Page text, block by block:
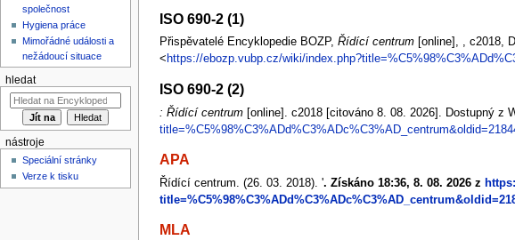
ISO 690-2 (1)
Přispěvatelé Encyklopedie BOZP, Řídící centrum[online], , c2018,
< https://ebozp.vubp.cz/wiki/
ISO 690-2 (2)
: Řídící centrum[online]. c2018 [citováno 8. 08. 2026]. Dostupný z
APA
Řídící centrum. (26. 03. 2018). '. Získáno 18:36, 8. 08. 2026 z
MLA
společnost
Hygiena práce
Mimořádné události a
nežádoucí situace
hledat
nástroje
Speciální stránky
Verze k tisku